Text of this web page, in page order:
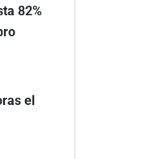
82%
el